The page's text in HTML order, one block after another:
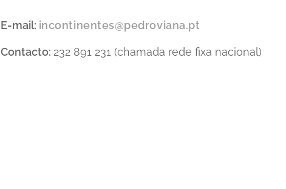
E-mail: incontinentes@pedroviana.pt
Contacto: 232 891 231 (chamada rede fixa nacional)